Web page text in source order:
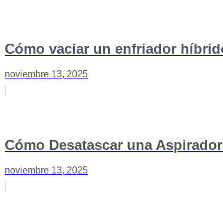
Cómo vaciar un enfriador
noviembre 13, 2025
Cómo Desatascar una
noviembre 13, 2025